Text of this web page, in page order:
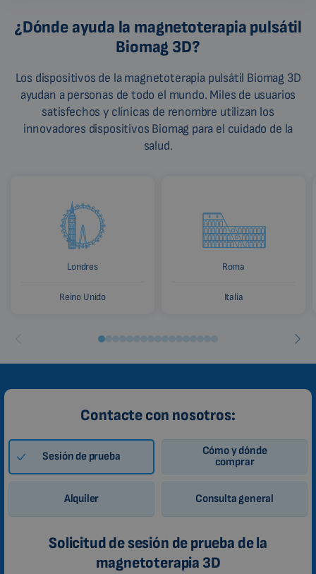
¿Dónde ayuda la magnetoterapia pulsátil
Biomag 3D?
Los dispositivos de la magnetoterapia pulsátil Biomag 3D
ayudan a personas de todo el mundo. Miles de usuarios
satisfechos y clínicas de renombre utilizan los
innovadores dispositivos Biomag para el cuidado de la
salud.
Londres
Reino Unido
Roma
Italia
Contacte con nosotros:
Sesión de prueba
Cómo y dónde
comprar
Alquiler Consulta general
Solicitud de sesión de prueba de la
magnetoterapia 3D